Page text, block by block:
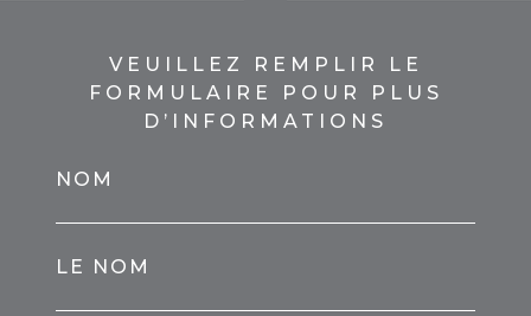
VEUILLEZ REMPLIR LE
FORMULAIRE POUR PLUS
D’INFORMATIONS
NOM
LE NOM